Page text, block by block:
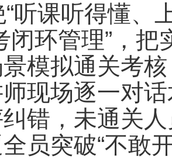
“听课听得懂、
闭环管理”，
模拟通关考
现场逐一对
错，未通关
员突破“不敢